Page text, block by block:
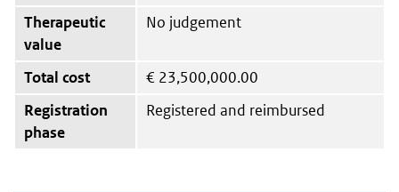
Therapeutic
value
No judgement
Total cost € 23,500,000.00
Registration
phase
Registered and reimbursed